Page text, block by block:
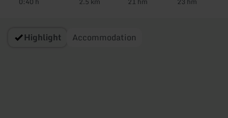
Highlight Accommodation